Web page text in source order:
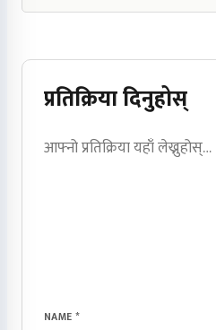
प्रतिक्रिया दिनुहोस्
NAME *